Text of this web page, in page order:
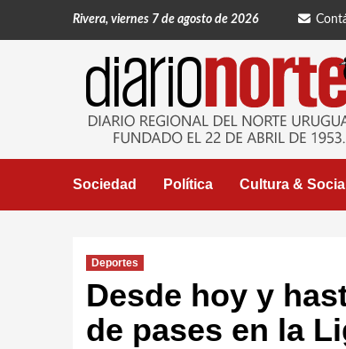
Rivera, viernes 7 de agosto de 2026
Sociedad Política Cultura &
Deportes
Desde hoy y
de pases en la